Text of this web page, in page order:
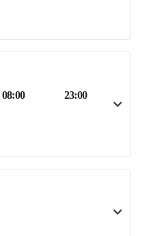
08:00 23:00